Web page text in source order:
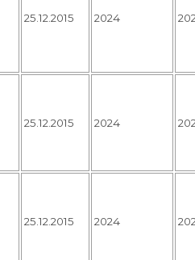
25.12.2015 2024
25.12.2015 2024
25.12.2015 2024